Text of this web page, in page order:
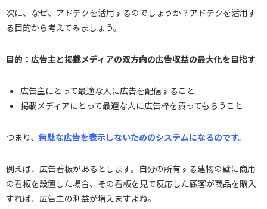
次に、なぜ、アドテクを活用するのでしょうか？アドテクを活用す
る目的から考えてみましょう。
目的：広告主と掲載メディアの双方向の広告収益の最大化を目指す
広告主にとって最適な人に広告を配信すること
掲載メディアにとって最適な人に広告枠を買ってもらうこと
つまり、 無駄な広告を表示しないためのシステムになるのです。
例えば、広告看板があるとします。自分の所有する建物の壁に商用
の看板を設置した場合、その看板を見て反応した顧客が商品を購入
すれば、広告主の利益が増えますよね。